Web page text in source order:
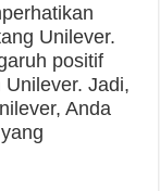
Unilever.
positif
Jadi,
Anda